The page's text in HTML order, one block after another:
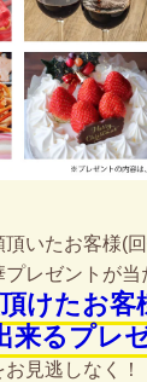
いたお客様(
レゼントが当
頂けたお
来るプレ
見逃しなく！